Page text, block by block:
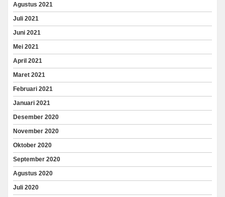
Agustus 2021
Juli 2021
Juni 2021
Mei 2021
April 2021
Maret 2021
Februari 2021
Januari 2021
Desember 2020
November 2020
Oktober 2020
September 2020
Agustus 2020
Juli 2020